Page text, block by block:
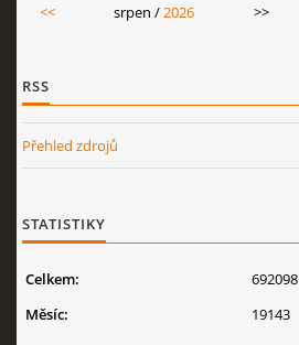
<< srpen /2026 >>
RSS
Přehled zdrojů
STATISTIKY
Celkem:
692098
Měsíc:
19143